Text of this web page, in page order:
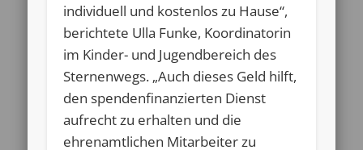
individuell und kostenlos zu Hause“,
berichtete Ulla Funke, Koordinatorin
im Kinder- und Jugendbereich des
Sternenwegs. „Auch dieses Geld hilft,
den spendenfinanzierten Dienst
aufrecht zu erhalten und die
ehrenamtlichen Mitarbeiter zu